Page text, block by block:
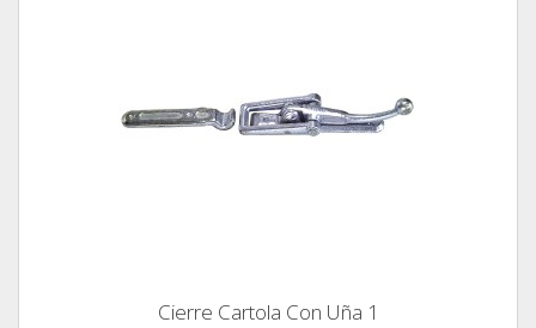
Cierre Cartola Con Uña 1